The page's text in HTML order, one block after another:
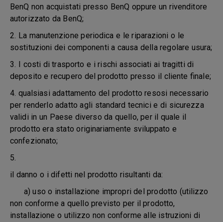
BenQ non acquistati presso BenQ oppure un rivenditore
autorizzato da BenQ;
2. La manutenzione periodica e le riparazioni o le
sostituzioni dei componenti a causa della regolare usura;
3. I costi di trasporto e i rischi associati ai tragitti di
deposito e recupero del prodotto presso il cliente finale;
4. qualsiasi adattamento del prodotto resosi necessario
per renderlo adatto agli standard tecnici e di sicurezza
validi in un Paese diverso da quello, per il quale il
prodotto era stato originariamente sviluppato e
confezionato;
5.
il danno o i difetti nel prodotto risultanti da:
a) uso o installazione impropri del prodotto (utilizzo
non conforme a quello previsto per il prodotto,
installazione o utilizzo non conforme alle istruzioni di